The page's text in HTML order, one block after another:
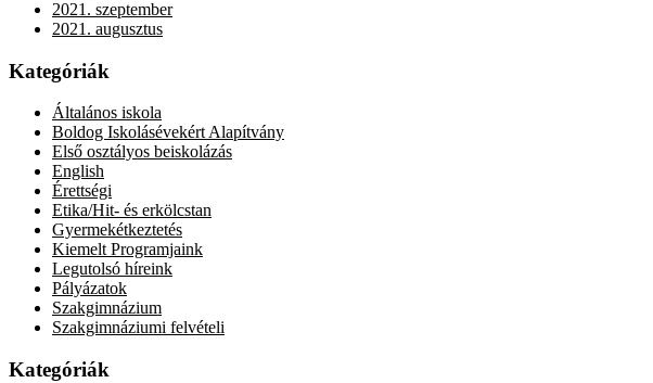
2021. szeptember
2021. augusztus
Kategóriák
Általános iskola
Boldog Iskolásévekért Alapítvány
Első osztályos beiskolázás
English
Érettségi
Etika/Hit- és erkölcstan
Gyermekétkeztetés
Kiemelt Programjaink
Legutolsó híreink
Pályázatok
Szakgimnázium
Szakgimnáziumi felvételi
Kategóriák